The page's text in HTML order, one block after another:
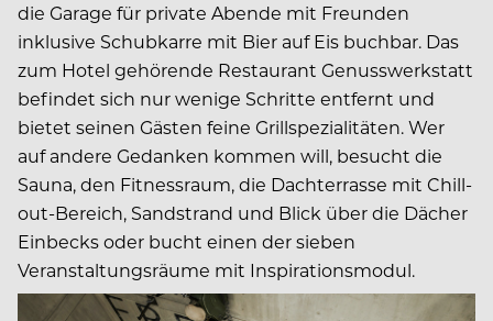
die Garage für private Abende mit Freunden
inklusive Schubkarre mit Bier auf Eis buchbar. Das
zum Hotel gehörende Restaurant Genusswerkstatt
befindet sich nur wenige Schritte entfernt und
bietet seinen Gästen feine Grillspezialitäten. Wer
auf andere Gedanken kommen will, besucht die
Sauna, den Fitnessraum, die Dachterrasse mit Chill-
out-Bereich, Sandstrand und Blick über die Dächer
Einbecks oder bucht einen der sieben
Veranstaltungsräume mit Inspirationsmodul.